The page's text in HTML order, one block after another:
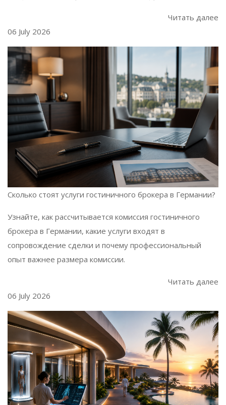
Читать далее
06 July 2026
Сколько стоят услуги гостиничного брокера в Германии?
Узнайте, как рассчитывается комиссия гостиничного
брокера в Германии, какие услуги входят в
сопровождение сделки и почему профессиональный
опыт важнее размера комиссии.
Читать далее
06 July 2026